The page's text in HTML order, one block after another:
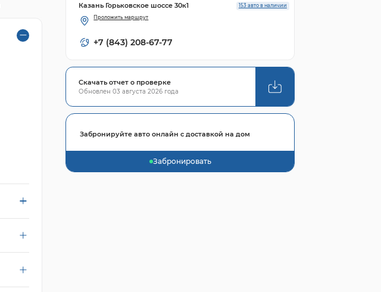
153 авто в наличии
Казань Горьковское шоссе 30к1
Проложить маршрут
+7 (843) 208-67-77
Скачать отчет о проверке
Обновлен 03 августа 2026 года
Забронируйте авто онлайн с доставкой на дом
Забронировать